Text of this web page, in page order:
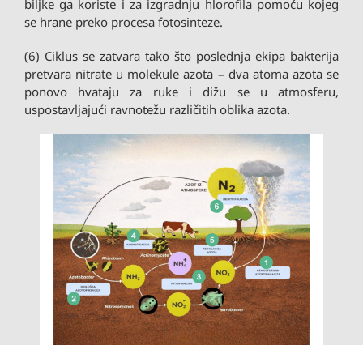
biljke ga koriste i za izgradnju hlorofila pomoću kojeg
se hrane preko procesa fotosinteze.
(6) Ciklus se zatvara tako što poslednja ekipa bakterija
pretvara nitrate u molekule azota – dva atoma azota se
ponovo hvataju za ruke i dižu se u atmosferu,
uspostavljajući ravnotežu različitih oblika azota.